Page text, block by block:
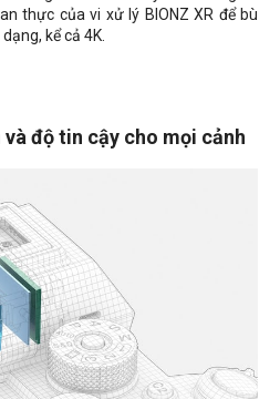
thực của vi xử lý BIONZ XR để bù
kể cả 4K.
độ tin cậy cho mọi cảnh